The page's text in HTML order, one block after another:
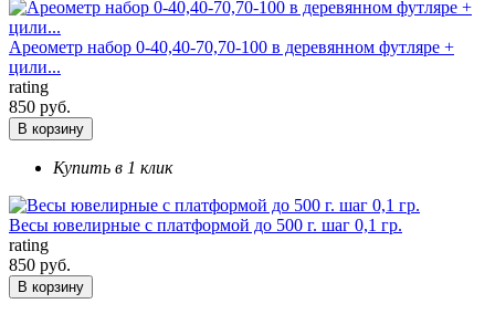
Ареометр набор 0-40,40-70,70-100 в деревянном футляре +
цили...
rating
850 руб.
В корзину
Купить в 1 клик
Весы ювелирные с платформой до 500 г. шаг 0,1 гр.
rating
850 руб.
В корзину